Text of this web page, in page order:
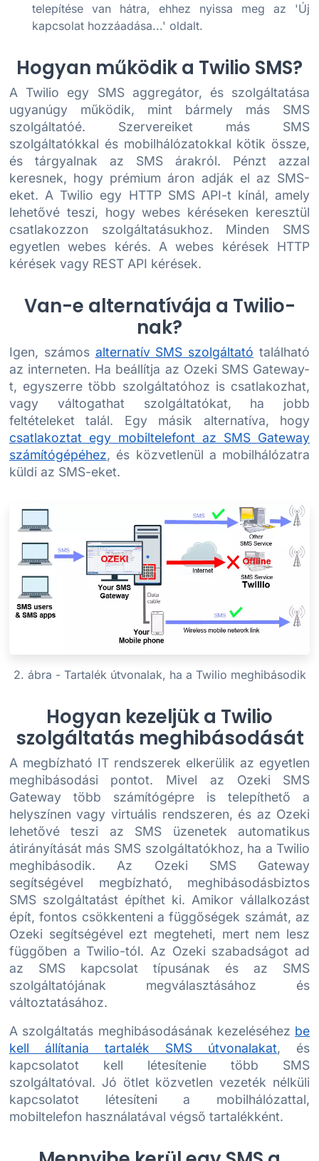
telepítése van hátra, ehhez nyissa meg az 'Új
kapcsolat hozzáadása...' oldalt.
Hogyan működik a Twilio SMS?
A Twilio egy SMS aggregátor, és szolgáltatása
ugyanúgy működik, mint bármely más SMS
szolgáltatóé. Szervereiket más SMS
szolgáltatókkal és mobilhálózatokkal kötik össze,
és tárgyalnak az SMS árakról. Pénzt azzal
keresnek, hogy prémium áron adják el az SMS-
eket. A Twilio egy HTTP SMS API-t kínál, amely
lehetővé teszi, hogy webes kéréseken keresztül
csatlakozzon szolgáltatásukhoz. Minden SMS
egyetlen webes kérés. A webes kérések HTTP
kérések vagy REST API kérések.
Van-e alternatívája a Twilio-
nak?
Igen, számos alternatív SMS szolgáltató található
az interneten. Ha beállítja az Ozeki SMS Gateway-
t, egyszerre több szolgáltatóhoz is csatlakozhat,
vagy váltogathat szolgáltatókat, ha jobb
feltételeket talál. Egy másik alternatíva, hogy
csatlakoztat egy mobiltelefont az SMS Gateway
számítógépéhez, és közvetlenül a mobilhálózatra
küldi az SMS-eket.
2. ábra - Tartalék útvonalak, ha a Twilio meghibásodik
Hogyan kezeljük a Twilio
szolgáltatás meghibásodását
A megbízható IT rendszerek elkerülik az egyetlen
meghibásodási pontot. Mivel az Ozeki SMS
Gateway több számítógépre is telepíthető a
helyszínen vagy virtuális rendszeren, és az Ozeki
lehetővé teszi az SMS üzenetek automatikus
átirányítását más SMS szolgáltatókhoz, ha a Twilio
meghibásodik. Az Ozeki SMS Gateway
segítségével megbízható, meghibásodásbiztos
SMS szolgáltatást építhet ki. Amikor vállalkozást
épít, fontos csökkenteni a függőségek számát, az
Ozeki segítségével ezt megteheti, mert nem lesz
függőben a Twilio-tól. Az Ozeki szabadságot ad
az SMS kapcsolat típusának és az SMS
szolgáltatójának megválasztásához és
változtatásához.
A szolgáltatás meghibásodásának kezeléséhez be
kell állítania tartalék SMS útvonalakat, és
kapcsolatot kell létesítenie több SMS
szolgáltatóval. Jó ötlet közvetlen vezeték nélküli
kapcsolatot létesíteni a mobilhálózattal,
mobiltelefon használatával végső tartalékként.